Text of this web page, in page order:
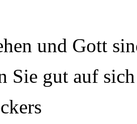
und Gott
Sie gut auf